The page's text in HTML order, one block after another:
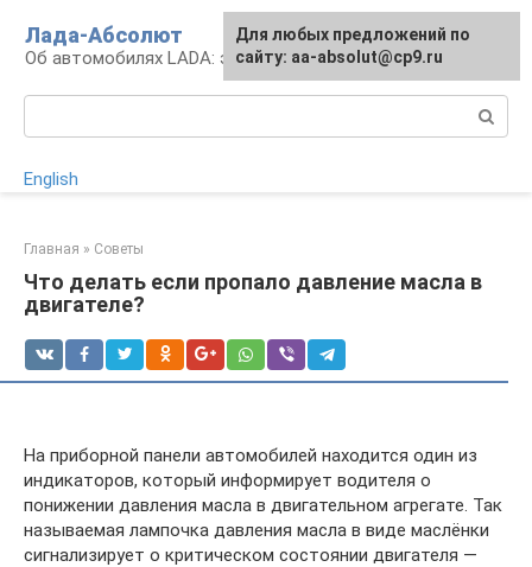
контенту
Лада-Абсолют
Об автомобилях LADA: эксплуатация и сервис
English
Главная » Советы
Что делать если пропало давление масла в
двигателе?
На приборной панели автомобилей находится один из
индикаторов, который информирует водителя о
понижении давления масла в двигательном агрегате. Так
называемая лампочка давления масла в виде маслёнки
сигнализирует о критическом состоянии двигателя —
Для любых предложений по
сайту: aa-absolut@cp9.ru